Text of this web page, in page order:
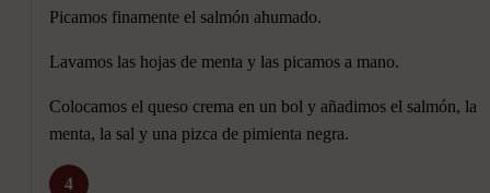
Picamos finamente el salmón ahumado.
Lavamos las hojas de menta y las picamos a mano.
Colocamos el queso crema en un bol y añadimos el salmón, la
menta, la sal y una pizca de pimienta negra.
4